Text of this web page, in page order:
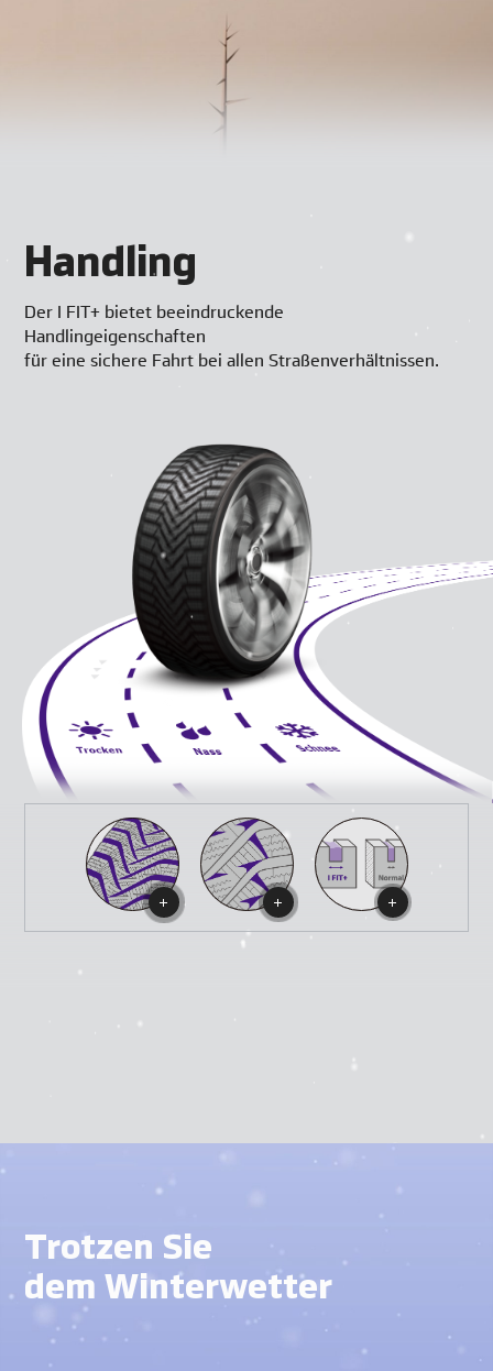
Handling
Der I FIT+ bietet beeindruckende
Handlingeigenschaften
für eine sichere Fahrt bei allen Straßenverhältnissen.
Trotzen Sie
dem Winterwetter